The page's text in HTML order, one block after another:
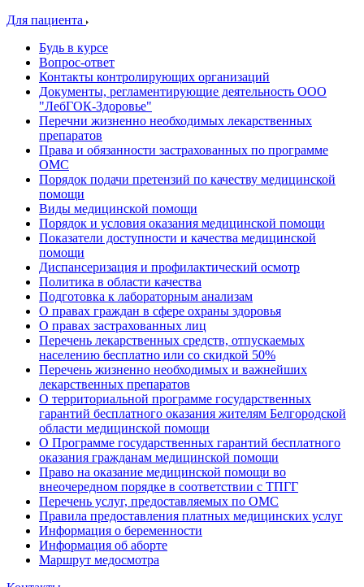
Для пациента
Будь в курсе
Вопрос-ответ
Контакты контролирующих организаций
Документы, регламентирующие деятельность ООО
"ЛебГОК-Здоровье"
Перечни жизненно необходимых лекарственных
препаратов
Права и обязанности застрахованных по программе
ОМС
Порядок подачи претензий по качеству медицинской
помощи
Виды медицинской помощи
Порядок и условия оказания медицинской помощи
Показатели доступности и качества медицинской
помощи
Диспансеризация и профилактический осмотр
Политика в области качества
Подготовка к лабораторным анализам
О правах граждан в сфере охраны здоровья
О правах застрахованных лиц
Перечень лекарственных средств, отпускаемых
населению бесплатно или со скидкой 50%
Перечень жизненно необходимых и важнейших
лекарственных препаратов
О территориальной программе государственных
гарантий бесплатного оказания жителям Белгородской
области медицинской помощи
О Программе государственных гарантий бесплатного
оказания гражданам медицинской помощи
Право на оказание медицинской помощи во
внеочередном порядке в соответствии с ТПГГ
Перечень услуг, предоставляемых по ОМС
Правила предоставления платных медицинских услуг
Информация о беременности
Информация об аборте
Маршрут медосмотра